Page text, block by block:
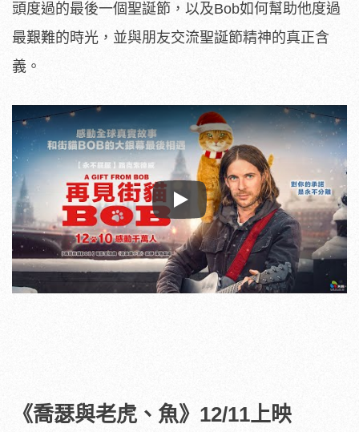
頭度過的最後一個聖誕節，以及Bob如何幫助他度過
最艱難的時光，並與朋友交流聖誕節精神的真正含
義。
Play
《喬瑟與老虎、魚》12/11上映